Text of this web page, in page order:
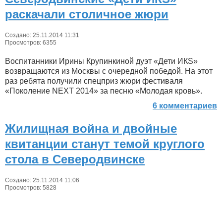
раскачали столичное жюри
Создано: 25.11.2014 11:31
Просмотров: 6355
Воспитанники Ирины Крупинкиной дуэт «Дети ИКS»
возвращаются из Москвы с очередной победой. На этот
раз ребята получили спецприз жюри фестиваля
«Поколение NEXT 2014» за песню «Молодая кровь».
6 комментариев
Жилищная война и двойные
квитанции станут темой круглого
стола в Северодвинске
Создано: 25.11.2014 11:06
Просмотров: 5828